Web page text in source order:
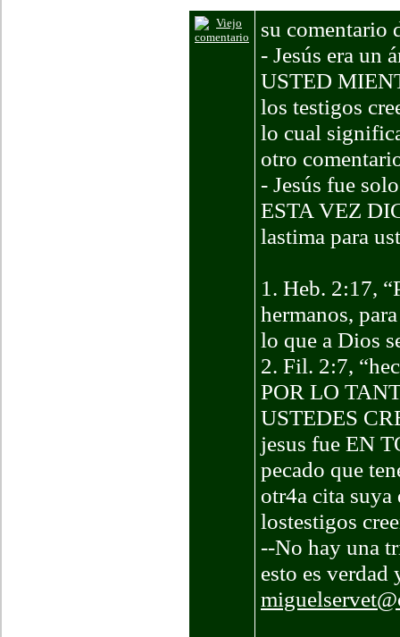
su comentario
- Jesús era un
USTED
los testigos
lo cual
otro
- Jesús fue
ESTA VEZ
lastima para
1. Heb. 2:17,
hermanos,
lo que a Dios
2. Fil. 2:7,
POR LO
USTEDES
jesus fue EN
pecado que
otr4a cita suya
lostestigos
--No hay una
esto es verdad